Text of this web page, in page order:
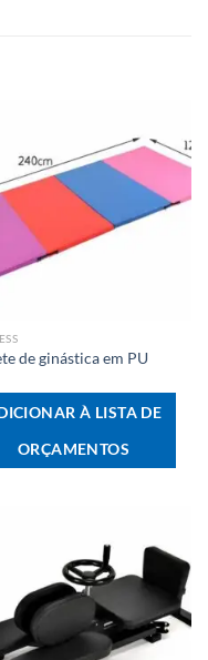
de ginástica em PU
À LISTA DE
ORÇAMENTOS